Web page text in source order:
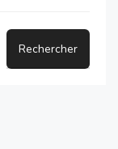
Rechercher